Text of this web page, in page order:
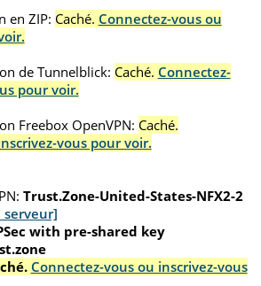
en ZIP: Caché. Connectez-vous ou
de Tunnelblick: Caché. Connectez-
pour voir.
Freebox OpenVPN: Caché.
vous pour voir.
Trust.Zone-United-States-NFX2-2
serveur]
with pre-shared key
Connectez-vous ou inscrivez-vous